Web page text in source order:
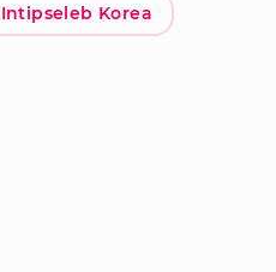
Intipseleb Korea